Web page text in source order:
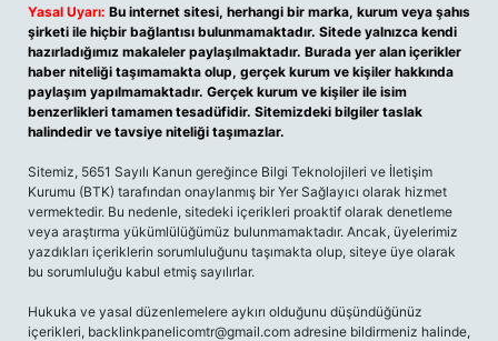
Yasal Uyarı: Bu internet sitesi, herhangi bir marka, kurum veya şahıs
şirketi ile hiçbir bağlantısı bulunmamaktadır. Sitede yalnızca kendi
hazırladığımız makaleler paylaşılmaktadır. Burada yer alan içerikler
haber niteliği taşımamakta olup, gerçek kurum ve kişiler hakkında
paylaşım yapılmamaktadır. Gerçek kurum ve kişiler ile isim
benzerlikleri tamamen tesadüfidir. Sitemizdeki bilgiler taslak
halindedir ve tavsiye niteliği taşımazlar.
Sitemiz, 5651 Sayılı Kanun gereğince Bilgi Teknolojileri ve İletişim
Kurumu (BTK) tarafından onaylanmış bir Yer Sağlayıcı olarak hizmet
vermektedir. Bu nedenle, sitedeki içerikleri proaktif olarak denetleme
veya araştırma yükümlülüğümüz bulunmamaktadır. Ancak, üyelerimiz
yazdıkları içeriklerin sorumluluğunu taşımakta olup, siteye üye olarak
bu sorumluluğu kabul etmiş sayılırlar.
Hukuka ve yasal düzenlemelere aykırı olduğunu düşündüğünüz
içerikleri, backlinkpanelicomtr@gmail.com adresine bildirmeniz halinde,